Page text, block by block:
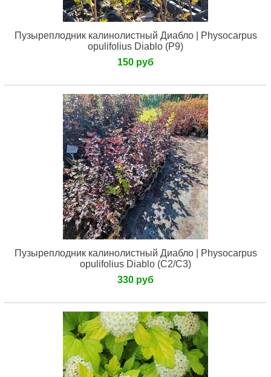
Пузыреплодник калинолистный Диабло | Physocarpus
opulifolius Diablo (Р9)
150 руб
Пузыреплодник калинолистный Диабло | Physocarpus
opulifolius Diablo (С2/С3)
330 руб